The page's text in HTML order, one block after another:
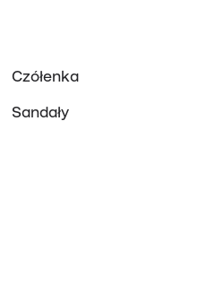
Czółenka
Sandały